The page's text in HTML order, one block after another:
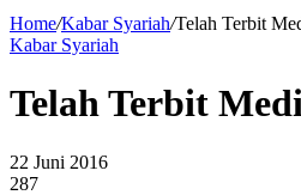
Home/Kabar Syariah/Telah Terbit
Kabar Syariah
Telah Terbit
22 Juni 2016
287